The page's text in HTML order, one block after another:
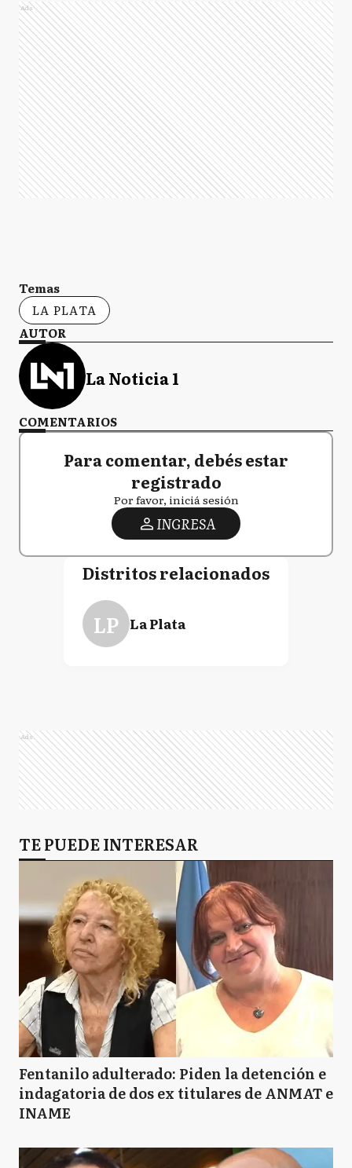
Ads
Temas
LA PLATA
AUTOR
La Noticia 1
COMENTARIOS
Para comentar, debés estar
registrado
Por favor, iniciá sesión
INGRESA
Distritos relacionados
LP La Plata
Ads
TE PUEDE INTERESAR
Fentanilo adulterado: Piden la detención e
indagatoria de dos ex titulares de ANMAT e
INAME